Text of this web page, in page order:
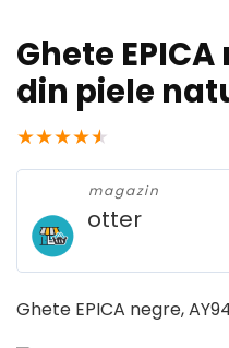
Ghete
din piele
★★★★★
magazin
otter
Ghete EPICA negre,